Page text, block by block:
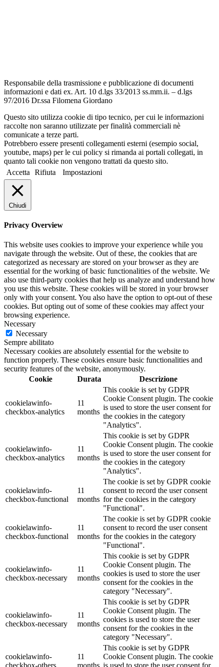
Responsabile della trasmissione e pubblicazione di documenti
informazioni e dati ex. Art. 10 d.lgs 33/2013 ss.mm.ii. – d.lgs
97/2016 Dr.ssa Filomena Giordano
Questo sito utilizza cookie di tipo tecnico, per cui le informazioni
raccolte non saranno utilizzate per finalità commerciali nè
comunicate a terze parti.
Potrebbero essere presenti collegamenti esterni (esempio social,
youtube, maps) per le cui policy si rimanda ai portali collegati, in
quanto tali cookie non vengono trattati da questo sito.
Accetta
Rifiuta Impostazioni
Chiudi
Privacy Overview
This website uses cookies to improve your experience while you
navigate through the website. Out of these, the cookies that are
categorized as necessary are stored on your browser as they are
essential for the working of basic functionalities of the website. We
also use third-party cookies that help us analyze and understand how
you use this website. These cookies will be stored in your browser
only with your consent. You also have the option to opt-out of these
cookies. But opting out of some of these cookies may affect your
browsing experience.
Necessary
Necessary
Sempre abilitato
Necessary cookies are absolutely essential for the website to
function properly. These cookies ensure basic functionalities and
security features of the website, anonymously.
Cookie
Durata Descrizione
cookielawinfo-
checkbox-analytics
11
months
This cookie is set by GDPR
Cookie Consent plugin. The cookie
is used to store the user consent for
the cookies in the category
"Analytics".
cookielawinfo-
checkbox-analytics
11
months
This cookie is set by GDPR
Cookie Consent plugin. The cookie
is used to store the user consent for
the cookies in the category
"Analytics".
cookielawinfo-
checkbox-functional
11
months
The cookie is set by GDPR cookie
consent to record the user consent
for the cookies in the category
"Functional".
cookielawinfo-
checkbox-functional
11
months
The cookie is set by GDPR cookie
consent to record the user consent
for the cookies in the category
"Functional".
cookielawinfo-
checkbox-necessary
11
months
This cookie is set by GDPR
Cookie Consent plugin. The
cookies is used to store the user
consent for the cookies in the
category "Necessary".
cookielawinfo-
checkbox-necessary
11
months
This cookie is set by GDPR
Cookie Consent plugin. The
cookies is used to store the user
consent for the cookies in the
category "Necessary".
cookielawinfo-
checkbox-others
11
months
This cookie is set by GDPR
Cookie Consent plugin. The cookie
is used to store the user consent for